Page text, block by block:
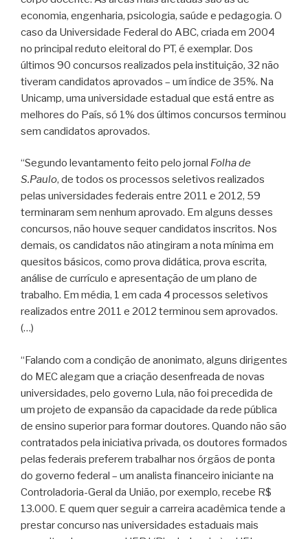
economia, engenharia, psicologia, saúde e pedagogia. O
caso da Universidade Federal do ABC, criada em 2004
no principal reduto eleitoral do PT, é exemplar. Dos
últimos 90 concursos realizados pela instituição, 32 não
tiveram candidatos aprovados – um índice de 35%. Na
Unicamp, uma universidade estadual que está entre as
melhores do País, só 1% dos últimos concursos terminou
sem candidatos aprovados.
“Segundo levantamento feito pelo jornal Folha de
S.Paulo, de todos os processos seletivos realizados
pelas universidades federais entre 2011 e 2012, 59
terminaram sem nenhum aprovado. Em alguns desses
concursos, não houve sequer candidatos inscritos. Nos
demais, os candidatos não atingiram a nota mínima em
quesitos básicos, como prova didática, prova escrita,
análise de currículo e apresentação de um plano de
trabalho. Em média, 1 em cada 4 processos seletivos
realizados entre 2011 e 2012 terminou sem aprovados.
(…)
“Falando com a condição de anonimato, alguns dirigentes
do MEC alegam que a criação desenfreada de novas
universidades, pelo governo Lula, não foi precedida de
um projeto de expansão da capacidade da rede pública
de ensino superior para formar doutores. Quando não são
contratados pela iniciativa privada, os doutores formados
pelas federais preferem trabalhar nos órgãos de ponta
do governo federal – um analista financeiro iniciante na
Controladoria-Geral da União, por exemplo, recebe R$
13.000. E quem quer seguir a carreira acadêmica tende a
prestar concurso nas universidades estaduais mais